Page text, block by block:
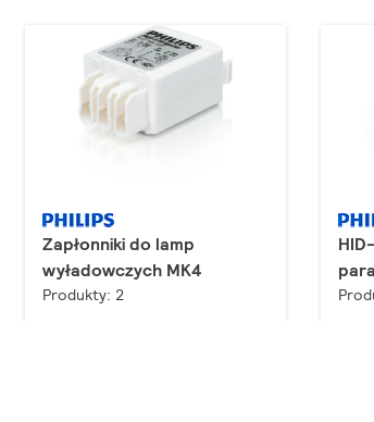
Zapłonniki do lamp
wyładowczych MK4
Produkty: 2